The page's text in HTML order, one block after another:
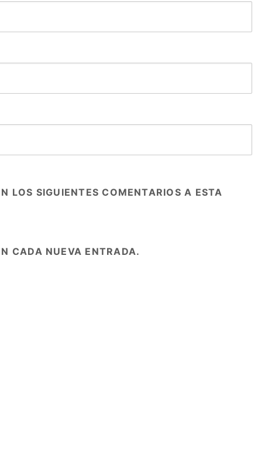
LOS SIGUIENTES COMENTARIOS A ESTA
CADA NUEVA ENTRADA.